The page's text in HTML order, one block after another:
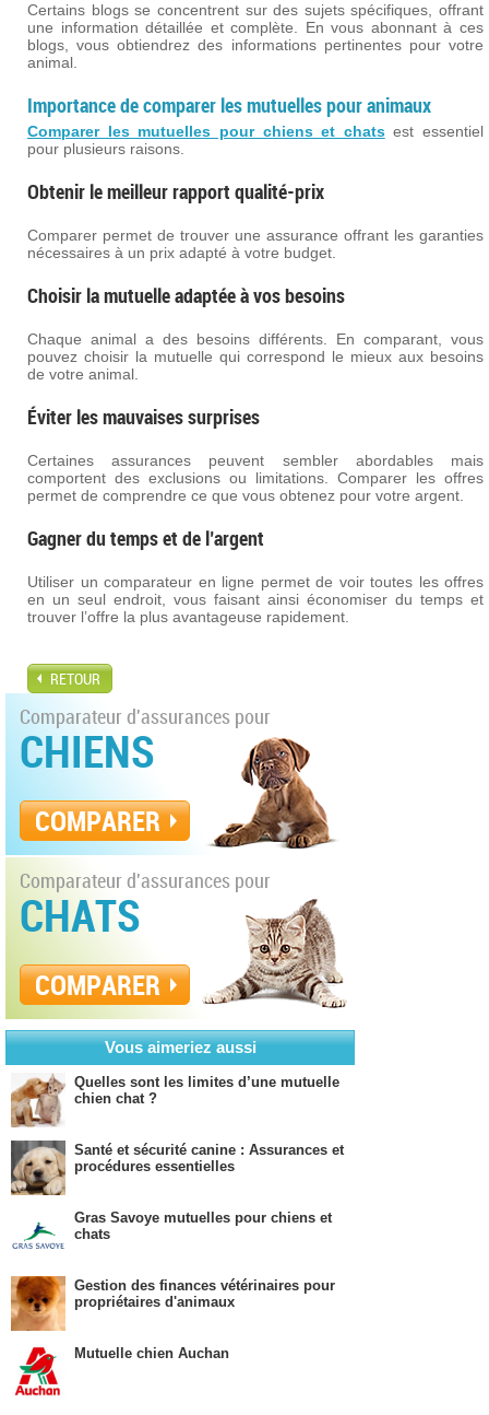
Certains blogs se concentrent sur des sujets spécifiques, offrant
une information détaillée et complète. En vous abonnant à ces
blogs, vous obtiendrez des informations pertinentes pour votre
animal.
Importance de comparer les mutuelles pour animaux
Comparer les mutuelles pour chiens et chatsest essentiel
pour plusieurs raisons.
Obtenir le meilleur rapport qualité-prix
Comparer permet de trouver une assurance offrant les garanties
nécessaires à un prix adapté à votre budget.
Choisir la mutuelle adaptée à vos besoins
Chaque animal a des besoins différents. En comparant, vous
pouvez choisir la mutuelle qui correspond le mieux aux besoins
de votre animal.
Éviter les mauvaises surprises
Certaines assurances peuvent sembler abordables mais
comportent des exclusions ou limitations. Comparer les offres
permet de comprendre ce que vous obtenez pour votre argent.
Gagner du temps et de l’argent
Utiliser un comparateur en ligne permet de voir toutes les offres
en un seul endroit, vous faisant ainsi économiser du temps et
trouver l’offre la plus avantageuse rapidement.
RETOUR
Comparateur d'assurances pour
CHIENS
COMPARER
Comparateur d'assurances pour
CHATS
COMPARER
Vous aimeriez aussi
Quelles sont les limites d’une mutuelle
chien chat ?
Santé et sécurité canine : Assurances et
procédures essentielles
Gras Savoye mutuelles pour chiens et
chats
Gestion des finances vétérinaires pour
propriétaires d'animaux
Mutuelle chien Auchan